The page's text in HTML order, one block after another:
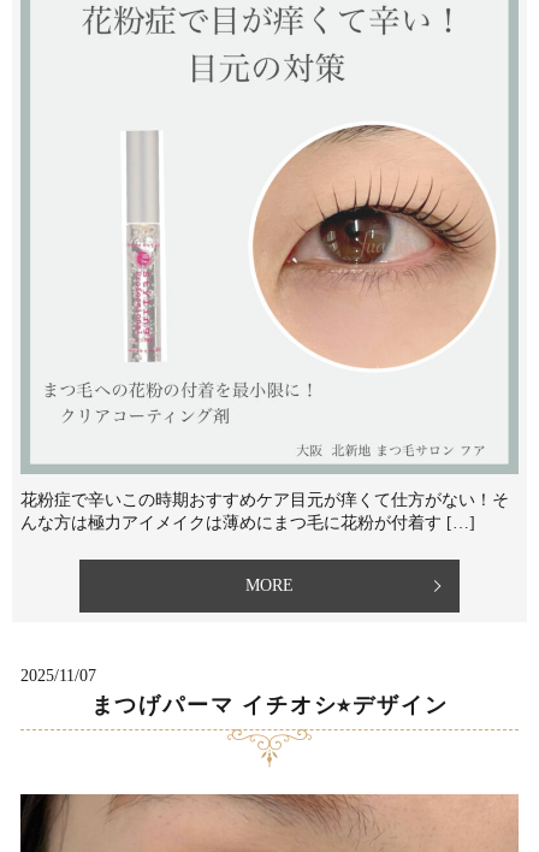
花粉症で辛いこの時期おすすめケア⁡目元が痒くて仕方がない！そ
んな方は極力アイメイクは薄めにまつ毛に花粉が付着す […]
MORE
2025/11/07
まつげパーマ イチオシ⭐︎デザイン